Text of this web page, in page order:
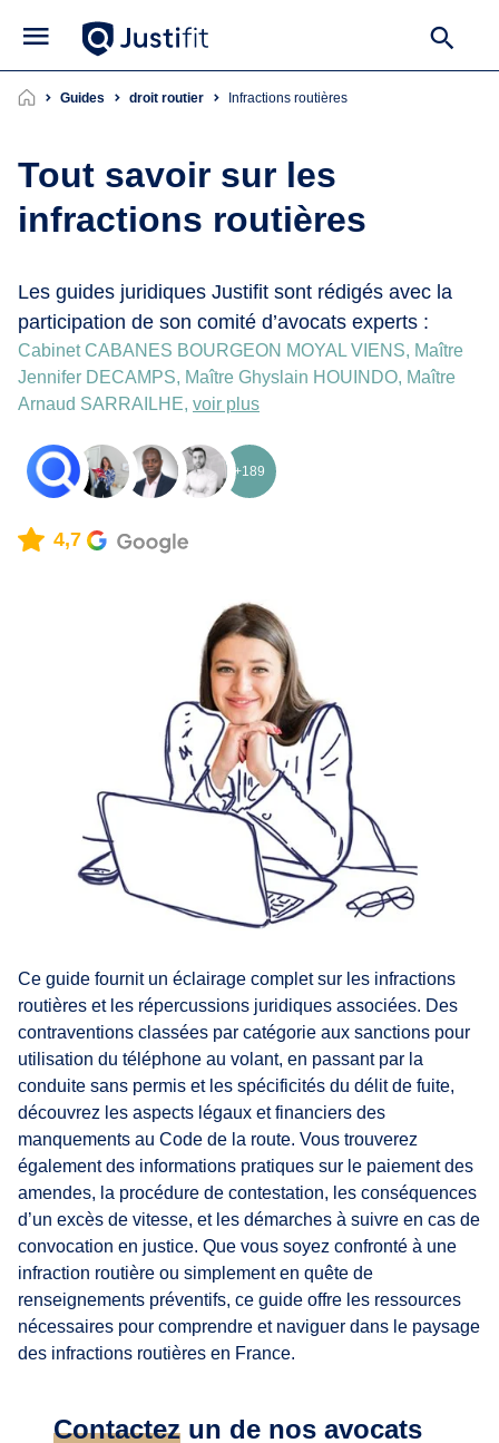
Guides droit routier infractions routières
Tout savoir sur les
infractions routières
Les guides juridiques Justifit sont rédigés avec la
participation de son comité d’avocats experts :
Cabinet CABANES BOURGEON MOYAL VIENS, Maître
Jennifer DECAMPS, Maître Ghyslain HOUINDO, Maître
Arnaud SARRAILHE, voir plus
+189
4,7
Ce guide fournit un éclairage complet sur les infractions
routières et les répercussions juridiques associées. Des
contraventions classées par catégorie aux sanctions pour
utilisation du téléphone au volant, en passant par la
conduite sans permis et les spécificités du délit de fuite,
découvrez les aspects légaux et financiers des
manquements au Code de la route. Vous trouverez
également des informations pratiques sur le paiement des
amendes, la procédure de contestation, les conséquences
d’un excès de vitesse, et les démarches à suivre en cas de
convocation en justice. Que vous soyez confronté à une
infraction routière ou simplement en quête de
renseignements préventifs, ce guide offre les ressources
nécessaires pour comprendre et naviguer dans le paysage
des infractions routières en France.
Contactez un de nos avocats